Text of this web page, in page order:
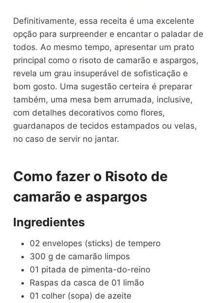
Definitivamente, essa receita é uma excelente
opção para surpreender e encantar o paladar de
todos. Ao mesmo tempo, apresentar um prato
principal como o risoto de camarão e aspargos,
revela um grau insuperável de sofisticação e
bom gosto. Uma sugestão certeira é preparar
também, uma mesa bem arrumada, inclusive,
com detalhes decorativos como flores,
guardanapos de tecidos estampados ou velas,
no caso de servir no jantar.
Como fazer o Risoto de
camarão e aspargos
Ingredientes
02 envelopes (sticks) de tempero
300 g de camarão limpos
01 pitada de pimenta-do-reino
Raspas da casca de 01 limão
01 colher (sopa) de azeite